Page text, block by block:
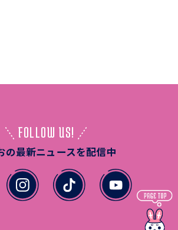
FOLLOW US!
の最新ニュースを配信中